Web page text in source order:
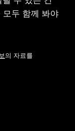
모두 함께 봐야
의 자료를